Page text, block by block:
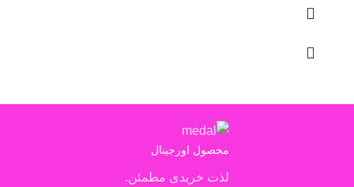
محصول اورجینال
لذت خریدی مطمئن.